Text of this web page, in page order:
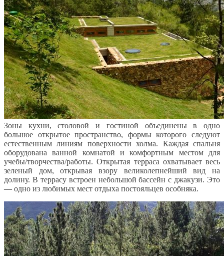
Зоны кухни, столовой и гостиной объединены в одно
большое открытое пространство, формы которого следуют
естественным линиям поверхности холма. Каждая спальня
оборудована ванной комнатой и комфортным местом для
учебы/творчества/работы. Открытая терраса охватывает весь
зеленый дом, открывая взору великолепнейший вид на
долину. В террасу встроен небольшой бассейн с джакузи. Это
— одно из любимых мест отдыха постояльцев особняка.